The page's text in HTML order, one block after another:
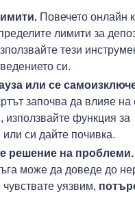
Повечето онлайн
лимити за
тези
си.
или се
започва да влияе
използвайте функция за
си дайте почивка.
решение на проблеми.
може да доведе до
уязвим,